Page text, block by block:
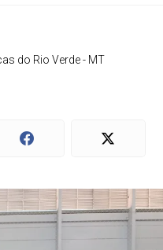
do Rio Verde - MT